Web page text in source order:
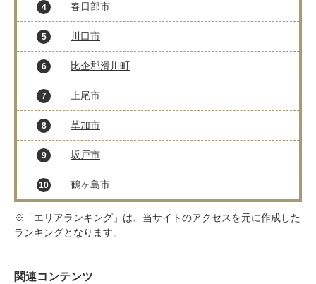
4 春日部市
5 川口市
6 比企郡滑川町
7 上尾市
8 草加市
9 坂戸市
10 鶴ヶ島市
※「エリアランキング」は、当サイトのアクセスを元に作成した
ランキングとなります。
関連コンテンツ